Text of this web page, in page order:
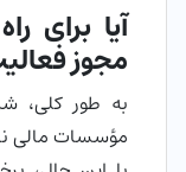
آیا برای
مجوز
به طور کلی،
مؤسسات مالی